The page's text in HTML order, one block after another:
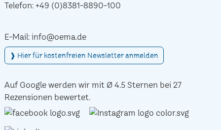
Telefon: +49 (0)8381-8890-100
E-Mail: info@oema.de
❱ Hier für kostenfreien Newsletter anmelden
Auf Google werden wir mit Ø 4.5 Sternen bei 27
Rezensionen bewertet.